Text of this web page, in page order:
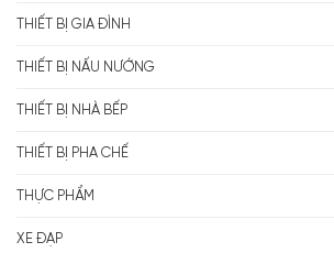
THIẾT BỊ GIA ĐÌNH
THIẾT BỊ NẤU NƯỚNG
THIẾT BỊ NHÀ BẾP
THIẾT BỊ PHA CHẾ
THỰC PHẨM
XE ĐẠP